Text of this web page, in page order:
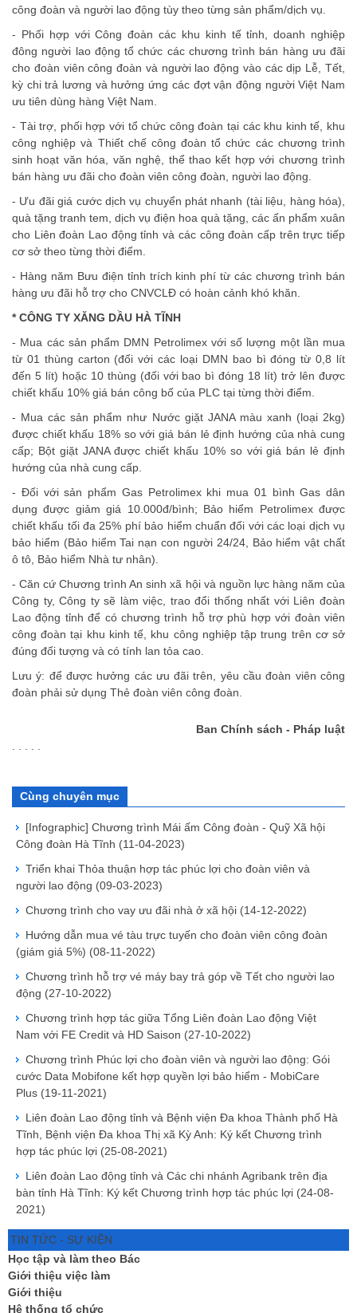
công đoàn và người lao động tùy theo từng sản phẩm/dịch vụ.
- Phối hợp với Công đoàn các khu kinh tế tỉnh, doanh nghiệp
đông người lao động tổ chức các chương trình bán hàng ưu đãi
cho đoàn viên công đoàn và người lao động vào các dịp Lễ, Tết,
kỳ chi trả lương và hưởng ứng các đợt vận động người Việt Nam
ưu tiên dùng hàng Việt Nam.
- Tài trợ, phối hợp với tổ chức công đoàn tại các khu kinh tế, khu
công nghiệp và Thiết chế công đoàn tổ chức các chương trình
sinh hoạt văn hóa, văn nghệ, thể thao kết hợp với chương trình
bán hàng ưu đãi cho đoàn viên công đoàn, người lao động.
- Ưu đãi giá cước dịch vụ chuyển phát nhanh (tài liệu, hàng hóa),
quà tặng tranh tem, dịch vụ điện hoa quà tặng, các ấn phẩm xuân
cho Liên đoàn Lao động tỉnh và các công đoàn cấp trên trực tiếp
cơ sở theo từng thời điểm.
- Hàng năm Bưu điện tỉnh trích kinh phí từ các chương trình bán
hàng ưu đãi hỗ trợ cho CNVCLĐ có hoàn cảnh khó khăn.
* CÔNG TY XĂNG DẦU HÀ TĨNH
- Mua các sản phẩm DMN Petrolimex với số lượng một lần mua
từ 01 thùng carton (đối với các loại DMN bao bì đóng từ 0,8 lít
đến 5 lít) hoặc 10 thùng (đối với bao bì đóng 18 lít) trở lên được
chiết khấu 10% giá bán công bố của PLC tại từng thời điểm.
- Mua các sản phẩm như Nước giặt JANA màu xanh (loại 2kg)
được chiết khấu 18% so với giá bán lẻ định hướng của nhà cung
cấp; Bột giặt JANA được chiết khấu 10% so với giá bán lẻ định
hướng của nhà cung cấp.
- Đối với sản phẩm Gas Petrolimex khi mua 01 bình Gas dân
dụng được giảm giá 10.000đ/bình; Bảo hiểm Petrolimex được
chiết khấu tối đa 25% phí bảo hiểm chuẩn đối với các loại dịch vụ
bảo hiểm (Bảo hiểm Tai nạn con người 24/24, Bảo hiểm vật chất
ô tô, Bảo hiểm Nhà tư nhân).
- Căn cứ Chương trình An sinh xã hội và nguồn lực hàng năm của
Công ty, Công ty sẽ làm việc, trao đổi thống nhất với Liên đoàn
Lao động tỉnh để có chương trình hỗ trợ phù hợp với đoàn viên
công đoàn tại khu kinh tế, khu công nghiệp tập trung trên cơ sở
đúng đối tượng và có tính lan tỏa cao.
Lưu ý: để được hưởng các ưu đãi trên, yêu cầu đoàn viên công
đoàn phải sử dụng Thẻ đoàn viên công đoàn.
Ban Chính sách - Pháp luật
Cùng chuyên mục
[Infographic] Chương trình Mái ấm Công đoàn - Quỹ Xã hội
Công đoàn Hà Tĩnh (11-04-2023)
Triển khai Thỏa thuận hợp tác phúc lợi cho đoàn viên và
người lao động (09-03-2023)
Chương trình cho vay ưu đãi nhà ở xã hội (14-12-2022)
Hướng dẫn mua vé tàu trực tuyến cho đoàn viên công đoàn
(giám giá 5%) (08-11-2022)
Chương trình hỗ trợ vé máy bay trả góp về Tết cho người lao
động (27-10-2022)
Chương trình hợp tác giữa Tổng Liên đoàn Lao động Việt
Nam với FE Credit và HD Saison (27-10-2022)
Chương trình Phúc lợi cho đoàn viên và người lao động: Gói
cước Data Mobifone kết hợp quyền lợi bảo hiểm - MobiCare
Plus (19-11-2021)
Liên đoàn Lao động tỉnh và Bệnh viện Đa khoa Thành phố Hà
Tĩnh, Bệnh viện Đa khoa Thị xã Kỳ Anh: Ký kết Chương trình
hợp tác phúc lợi (25-08-2021)
Liên đoàn Lao động tỉnh và Các chi nhánh Agribank trên địa
bàn tỉnh Hà Tĩnh: Ký kết Chương trình hợp tác phúc lợi (24-08-
2021)
TIN TỨC - SỰ KIỆN
Học tập và làm theo Bác
Giới thiệu việc làm
Giới thiệu
Hệ thống tổ chức